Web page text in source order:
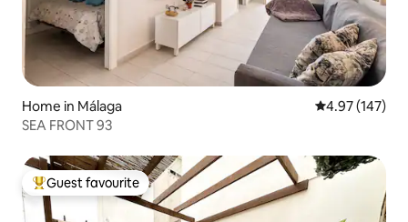
Home in Málaga 4.97 out of 5
4.97 (147)
SEA FRONT 93
Top guest favourite
Guest favourite